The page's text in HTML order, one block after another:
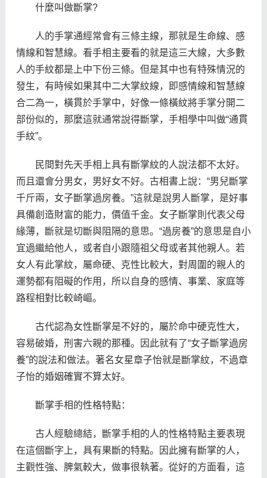
什麼叫做斷掌?
人的手掌通經常會有三條主線，那就是生命線、感
情線和智慧線。看手相主要看的就是這三大線，大多數
人的手紋都是上中下份三條。但是其中也有特殊情況的
發生，有時候如果其中二大掌紋線，即感情線和智慧線
合二為一，橫貫於手掌中，好像一條橫紋將手掌分開二
部份似的，那麼這就通常說得斷掌，手相學中叫做“通貫
手紋”。
民間對先天手相上具有斷掌紋的人說法都不太好。
而且還會分男女，男好女不好。古相書上說：“男兒斷掌
千斤兩，女子斷掌過房養。”這就是說男人斷掌，是好事
具備創造財富的能力，價值千金。女子斷掌則代表父母
緣薄，斷就是切斷與阻隔的意思。“過房養”的意思是自小
宜過繼給他人，或者自小跟隨祖父母或者其他親人。若
女人有此掌紋，屬命硬、克性比較大，對周圍的親人的
運勢都有阻礙的作用，所以自身的感情、事業、家庭等
路程相對比較崎嶇。
古代認為女性斷掌是不好的，屬於命中硬克性大，
容易破婚，刑害六親的那種。因此就有了“女子斷掌過房
養”的說法和做法。著名女星章子怡就是斷掌紋，不過章
子怡的婚姻確實不算太好。
斷掌手相的性格特點：
古人經驗總結，斷掌手相的人的性格特點主要表現
在這個斷字上，具有果斷的特點。因此擁有斷掌的人，
主觀性強、脾氣較大，做事很執著。從好的方面看，這